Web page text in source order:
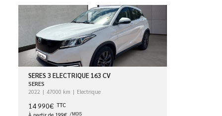
SERES 3 ELECTRIQUE 163 CV
SERES
2022 47000 km Electrique
14 990€ TTC
/MOIS